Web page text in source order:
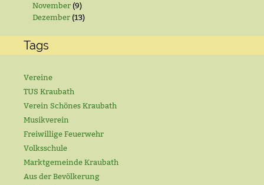
November (9)
Dezember (13)
Tags
Vereine
TUS Kraubath
Verein Schönes Kraubath
Musikverein
Freiwillige Feuerwehr
Volksschule
Marktgemeinde Kraubath
Aus der Bevölkerung